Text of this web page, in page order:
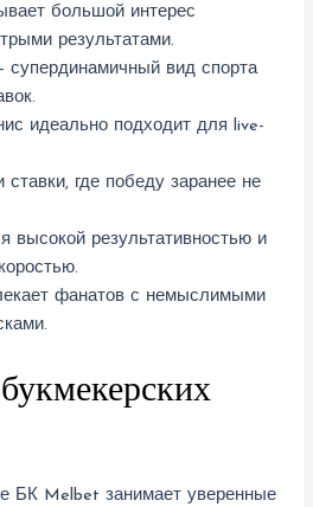
большой интерес
результатами.
супердинамичный вид спорта
идеально подходит для live-
где победу заранее не
высокой результативностью и
фанатов с немыслимыми
БК Melbet занимает уверенные